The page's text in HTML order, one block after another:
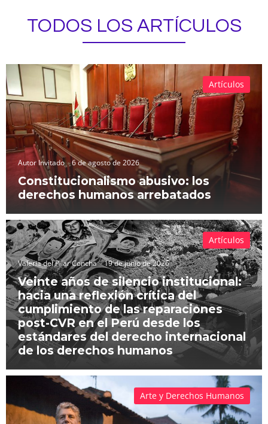
TODOS LOS ARTÍCULOS
Autor Invitado 6 de agosto de 2026
Constitucionalismo abusivo: los
derechos humanos arrebatados
Artículos
Valeria del Pilar Concha 19 de junio de 2026
Veinte años de silencio institucional:
hacia una reflexión crítica del
cumplimiento de las reparaciones
post-CVR en el Perú desde los
estándares del derecho internacional
de los derechos humanos
Artículos
Arte y Derechos Humanos